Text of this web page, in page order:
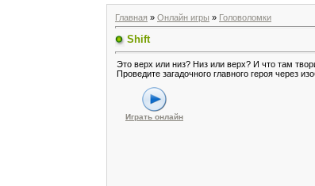
Главная » Онлайн игры » Головоломки
Shift
Это верх или низ? Низ или верх? И что там
Проведите загадочного главного героя через
Играть онлайн